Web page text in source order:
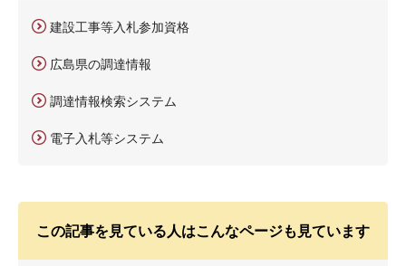
建設工事等入札参加資格
広島県の調達情報
調達情報検索システム
電子入札等システム
この記事を見ている人はこんなページも見ています